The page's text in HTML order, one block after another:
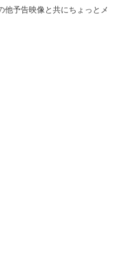
予告映像と共にちょっとメ